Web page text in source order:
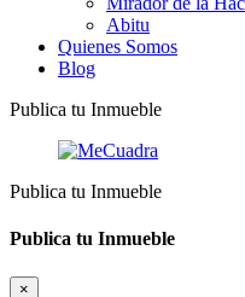
Abitu
Quienes Somos
Blog
Publica tu Inmueble
Publica tu Inmueble
Publica tu Inmueble
×